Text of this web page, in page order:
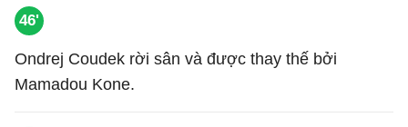
46'
Ondrej Coudek rời sân và được thay thế bởi
Mamadou Kone.